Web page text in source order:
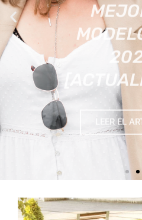
LEER EL